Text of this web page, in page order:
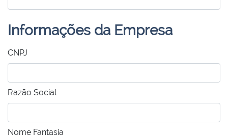
Informações da Empresa
CNPJ
Razão Social
Nome Fantasia